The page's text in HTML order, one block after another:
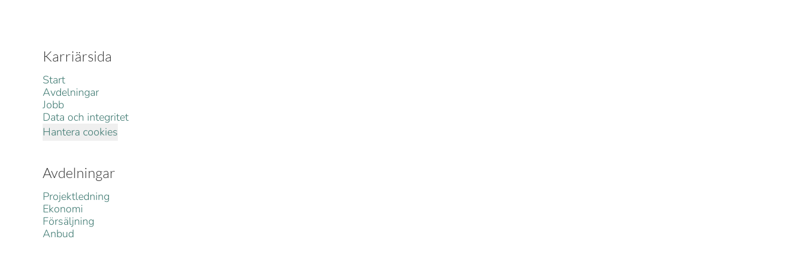
Karriärsida
Start
Avdelningar
Jobb
Data och integritet
Hantera cookies
Avdelningar
Projektledning
Ekonomi
Försäljning
Anbud